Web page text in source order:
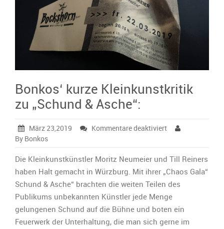
Bonkos‘ kurze Kleinkunstkritik
zu „Schund & Asche“:
März 23,2019 Kommentare deaktiviertfür
Kleinkunstkritik
zu
„Schund
&
Asche“:
By Bonkos
Die Kleinkunstkünstler Moritz Neumeier und Till Reiners
haben Halt gemacht in Würzburg. Mit ihrer „Chaos Gala“
Schund & Asche“ brachten die weiten Teilen des
Publikums unbekannten Künstler jede Menge
gelungenen Schund auf die Bühne und boten ein
Feuerwerk der Unterhaltung, die man sich gerne im